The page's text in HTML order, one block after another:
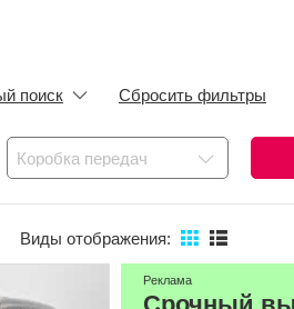
поиск Сбросить фильтры
Коробка передач
Виды отображения:
Реклама